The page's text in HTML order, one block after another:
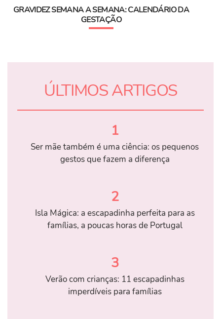
GRAVIDEZ SEMANA A SEMANA: CALENDÁRIO DA
GESTAÇÃO
ÚLTIMOS ARTIGOS
1
Ser mãe também é uma ciência: os pequenos
gestos que fazem a diferença
2
Isla Mágica: a escapadinha perfeita para as
famílias, a poucas horas de Portugal
3
Verão com crianças: 11 escapadinhas
imperdíveis para famílias